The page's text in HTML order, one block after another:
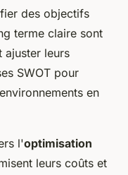
des objectifs
terme claire sont
ajuster leurs
SWOT pour
en
l'optimisation
leurs coûts et